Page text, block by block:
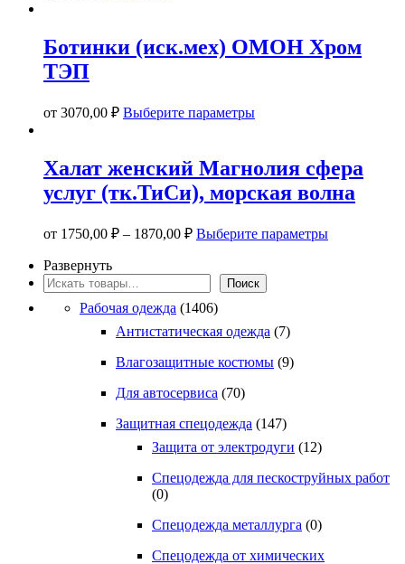
Ботинки (иск.мех) ОМОН Хром
ТЭП
от 3070,00 ₽ Выберите параметрыЭтот
вариаций.
Опции
можно
на
товара.
Халат женский Магнолия сфера
услуг (тк.ТиСи), морская волна
от 1750,00 ₽ – 1870,00 ₽ Выберите параметрыЭтот
Развернуть
Поиск
Поиск
Рабочая одежда (1406)
Антистатическая одежда (7)
Влагозащитные костюмы (9)
Для автосервиса (70)
Защитная спецодежда (147)
Защита от электродуги (12)
Спецодежда для пескоструйных работ
(0)
Спецодежда металлурга (0)
Спецодежда от химических